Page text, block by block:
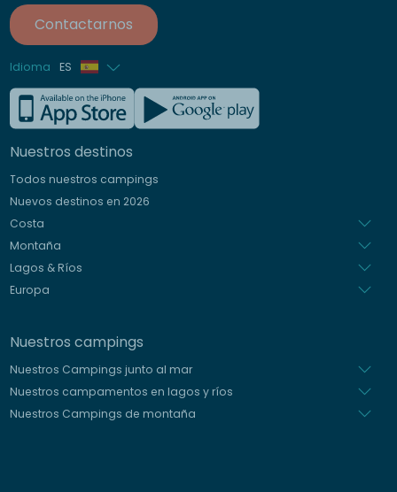
Contactarnos
Idioma ES
Francés
Inglés
Alemán
Nuestros destinos
Todos nuestros campings
Nuevos destinos en 2026
Costa
Montaña
Lagos & Ríos
Europa
Nuestros campings
Nuestros Campings junto al mar
Nuestros campamentos en lagos y ríos
Nuestros Campings de montaña